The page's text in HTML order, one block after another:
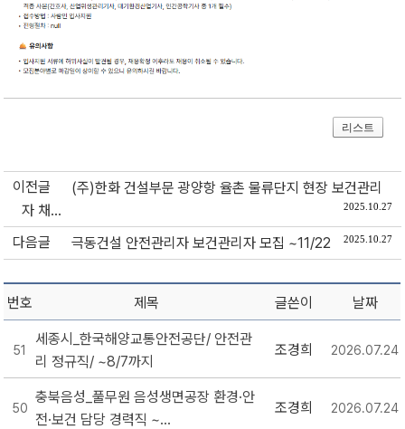
리스트
이전글
(주)한화 건설부문 광양항 율촌 물류단지 현장 보건관리
자 채...
2025.10.27
다음글 극동건설 안전관리자 보건관리자 모집 ~11/22 2025.10.27
번호 제목 글쓴이 날짜
51
세종시_한국해양교통안전공단/ 안전관
리 정규직/ ~8/7까지
조경희 2026.07.24
50
충북음성_풀무원 음성생면공장 환경·안
전·보건 담당 경력직 ~...
조경희 2026.07.24